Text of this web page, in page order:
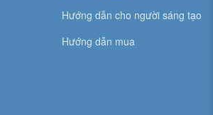
Hướng dẫn cho người sáng tạo
Hướng dẫn mua